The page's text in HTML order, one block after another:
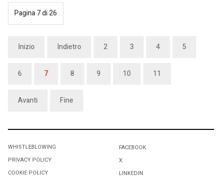
Pagina 7 di 26
Inizio Indietro 2 3 4 5
6 7 8 9 10 11
Avanti Fine
WHISTLEBLOWING
PRIVACY POLICY
COOKIE POLICY
FACEBOOK
X
LINKEDIN